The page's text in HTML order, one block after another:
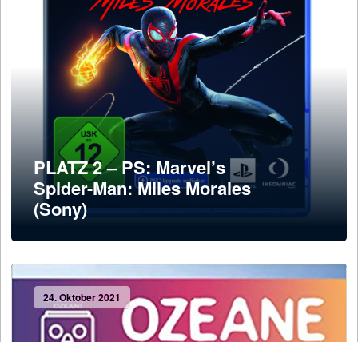
PLATZ 2 – PS: Marvel’s
Spider-Man: Miles Morales
(Sony)
24. Oktober 2021